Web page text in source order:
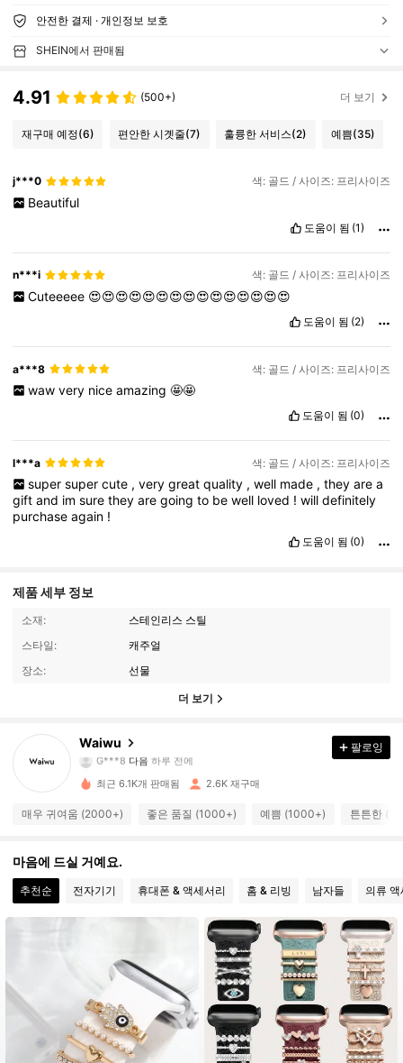
안전한 결제 · 개인정보 보호
SHEIN에서 판매됨
4.91 (500+) 더 보기
재구매 예정(6) 편안한 시곗줄(7) 훌륭한 서비스(2) 예쁨(35)
j***0 색: 골드 / 사이즈: 프리사이즈
Beautiful
도움이 됨 (1)
n***i 색: 골드 / 사이즈: 프리사이즈
Cuteeeee 😍😍😍😍😍😍😍😍😍😍😍😍😍😍😍
도움이 됨 (2)
a***8 색: 골드 / 사이즈: 프리사이즈
waw very nice amazing 🤩🤩
도움이 됨 (0)
l***a 색: 골드 / 사이즈: 프리사이즈
super super cute , very great quality , well made , they are a
giftand imsuretheyaregoingto bewell loved !willdefinitely
purchaseagain !
도움이 됨 (0)
제품 세부 정보
소재:
스테인리스 스틸
스타일:
캐주얼
장소:
선물
더 보기
Waiwu
4.91
G***8 다음
n***9가 탐색 중입니다
4.91
450 팔로워
4.91 450 팔로워
4.91
4.91 450 팔로워
4.91 450 팔로워
팔로잉
최근 6.1K개 판매됨 2.6K 재구매
매우 귀여움 (2000+) 좋은 품질 (1000+) 예쁨 (1000+) 튼튼한
마음에 드실 거예요.
추천순 전자기기 휴대폰 & 액세서리 홈 & 리빙 남자들 의류